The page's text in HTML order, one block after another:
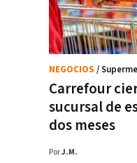
Carrefour
sucursal de
dos meses
NEGOCIOS /
PorJ.M.